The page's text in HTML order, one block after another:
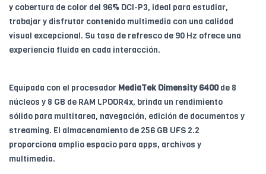
y cobertura de color del 96% DCI-P3, ideal para estudiar,
trabajar y disfrutar contenido multimedia con una calidad
visual excepcional. Su tasa de refresco de 90 Hz ofrece una
experiencia fluida en cada interacción.
Equipada con el procesador MediaTek Dimensity 6400de 8
núcleos y 8 GB de RAM LPDDR4x, brinda un rendimiento
sólido para multitarea, navegación, edición de documentos y
streaming. El almacenamiento de 256 GB UFS 2.2
proporciona amplio espacio para apps, archivos y
multimedia.